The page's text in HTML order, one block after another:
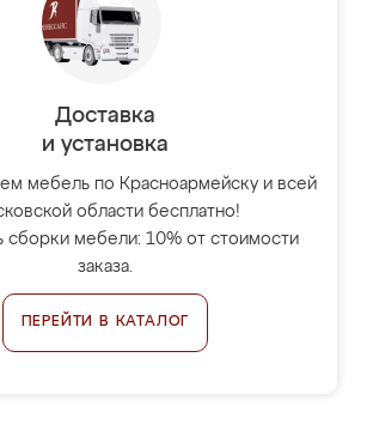
Доставка
и установка
мебель по Красноармейску и всей
области бесплатно!
сборки мебели: 10% от стоимости
заказа.
ПЕРЕЙТИ В КАТАЛОГ